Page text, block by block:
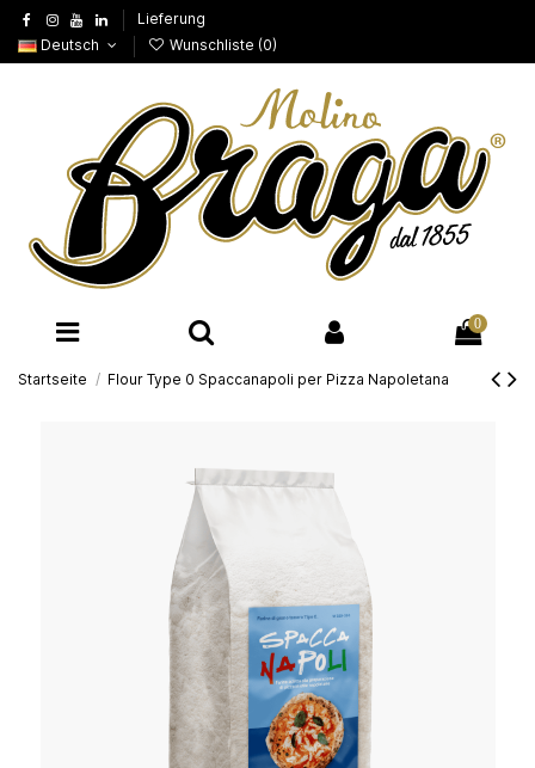
Lieferung
Deutsch
Wunschliste (0)
0
Startseite Flour Type 0 Spaccanapoli per Pizza Napoletana